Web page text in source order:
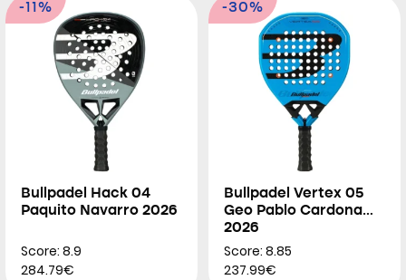
-11%
Bullpadel Hack 04
Paquito Navarro 2026
Score: 8.9
284.79€
-30%
Bullpadel Vertex 05
Geo Pablo Cardona
2026
Score: 8.85
237.99€